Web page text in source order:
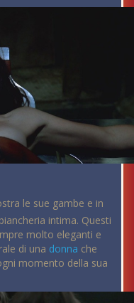
le sue gambe e in
intima. Questi
molto eleganti e
di una donna che
momento della sua